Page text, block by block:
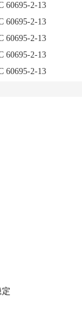
60695-2-13
60695-2-13
60695-2-13
60695-2-13
60695-2-13
定